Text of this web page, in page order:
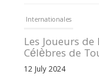
Internationales
Les Joueurs
Célèbres de
12 July 2024